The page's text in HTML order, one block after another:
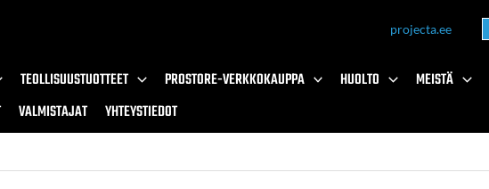
projecta.ee
TEOLLISUUSTUOTTEET PROSTORE-VERKKOKAUPPA HUOLTO MEISTÄ
VALMISTAJAT YHTEYSTIEDOT